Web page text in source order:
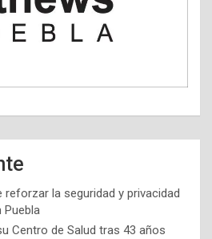
la seguridad y privacidad
Puebla
Centro de Salud tras 43 años